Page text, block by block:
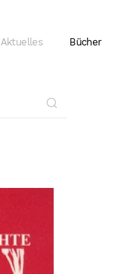
Aktuelles Bücher